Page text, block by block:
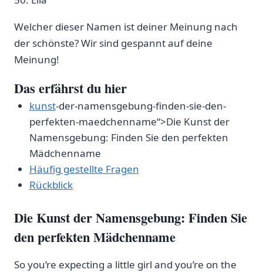
Welcher dieser Namen ist deiner Meinung nach
der schönste? Wir sind gespannt auf deine
Meinung!
Das⁤ erfährst du hier
kunst-der-namensgebung-finden-sie-den-
perfekten-maedchenname“>Die Kunst der
Namensgebung: Finden ⁣Sie den perfekten
Mädchenname
Häufig gestellte⁣ Fragen
Rückblick
Die Kunst der Namensgebung: Finden Sie
den perfekten Mädchenname
So you’re expecting a ⁤little girl and you’re on the